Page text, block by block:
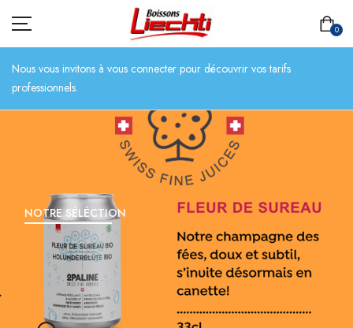
0
TOUT L’ASSORTIMENT
BIÈRES
BOISSONS SANS ALCOOL
CHAMPAGNES
SPIRITUEUX
Nous vous invitons à vous connecter pour découvrir vos tarifs
professionnels.
NOTRE SÉLÉCTION